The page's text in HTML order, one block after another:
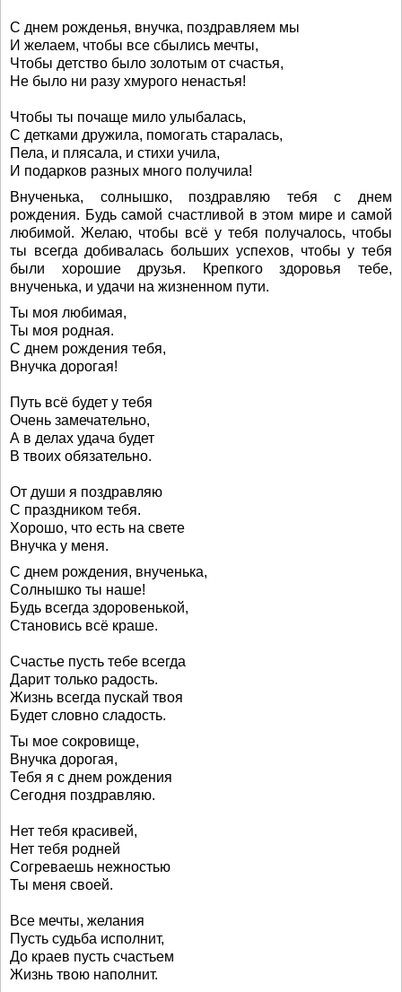
С днем рожденья, внучка, поздравляем мы
И желаем, чтобы все сбылись мечты,
Чтобы детство было золотым от счастья,
Не было ни разу хмурого ненастья!
Чтобы ты почаще мило улыбалась,
С детками дружила, помогать старалась,
Пела, и плясала, и стихи учила,
И подарков разных много получила!
Внученька, солнышко, поздравляю тебя с днем
рождения. Будь самой счастливой в этом мире и самой
любимой. Желаю, чтобы всё у тебя получалось, чтобы
ты всегда добивалась больших успехов, чтобы у тебя
были хорошие друзья. Крепкого здоровья тебе,
внученька, и удачи на жизненном пути.
Ты моя любимая,
Ты моя родная.
С днем рождения тебя,
Внучка дорогая!
Путь всё будет у тебя
Очень замечательно,
А в делах удача будет
В твоих обязательно.
От души я поздравляю
С праздником тебя.
Хорошо, что есть на свете
Внучка у меня.
С днем рождения, внученька,
Солнышко ты наше!
Будь всегда здоровенькой,
Становись всё краше.
Счастье пусть тебе всегда
Дарит только радость.
Жизнь всегда пускай твоя
Будет словно сладость.
Ты мое сокровище,
Внучка дорогая,
Тебя я с днем рождения
Сегодня поздравляю.
Нет тебя красивей,
Нет тебя родней
Согреваешь нежностью
Ты меня своей.
Все мечты, желания
Пусть судьба исполнит,
До краев пусть счастьем
Жизнь твою наполнит.